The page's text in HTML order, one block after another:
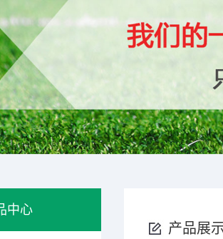
中心
产品展